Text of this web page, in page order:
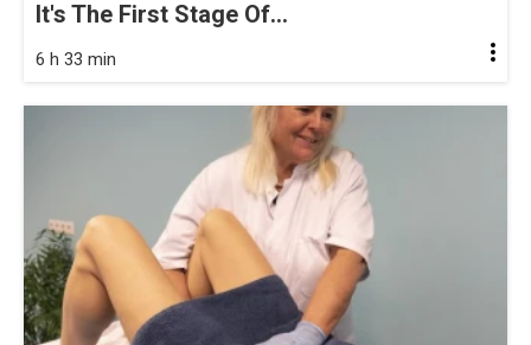
It's The First Stage Of...
6 h 33 min